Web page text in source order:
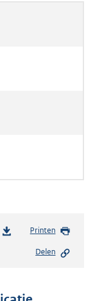
Printen
Delen